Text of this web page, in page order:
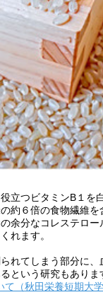
立つビタミンB１を
約６倍の食物繊維
余分なコレステロ
れます。
れてしまう部分に
という研究もありま
（秋田栄養短期大